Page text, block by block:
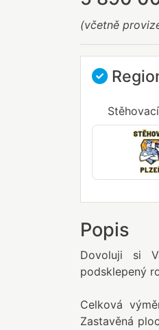
(včetně
Popis
Dovoluji si
podsklepený
Celková
Zastavěná